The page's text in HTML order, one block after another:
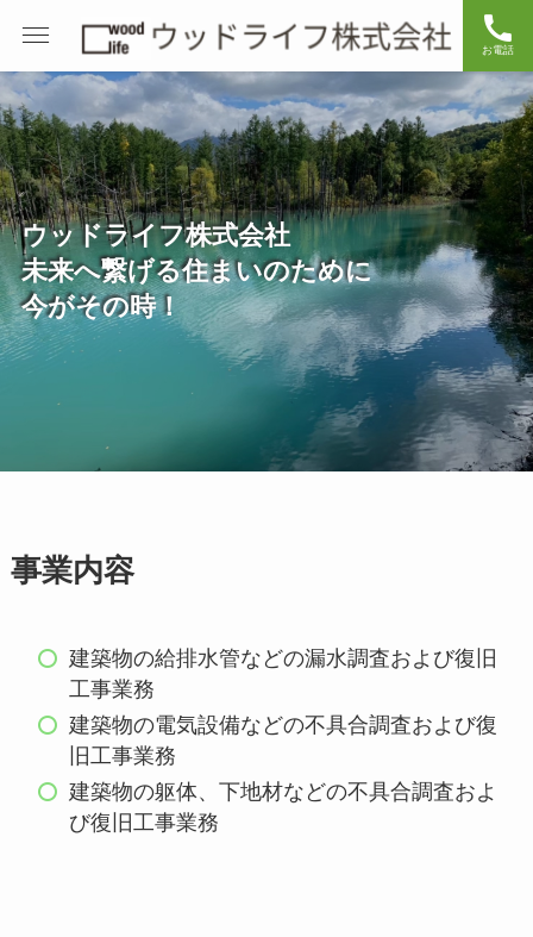
お電話
ウッドライフ株式会社
未来へ繋げる住まいのために
今がその時！
事業内容
建築物の給排水管などの漏水調査および復旧
工事業務
建築物の電気設備などの不具合調査および復
旧工事業務
建築物の躯体、下地材などの不具合調査およ
び復旧工事業務